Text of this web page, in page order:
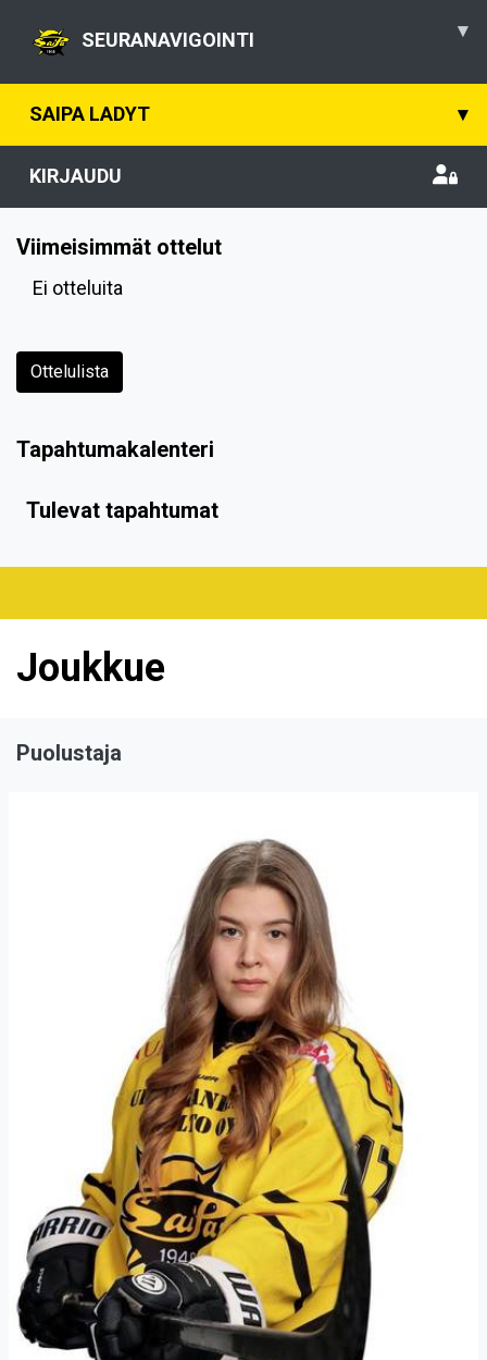
SEURANAVIGOINTI ▾
SAIPA LADYT ▾
KIRJAUDU
Viimeisimmät ottelut
Ei otteluita
Ottelulista
Tapahtumakalenteri
Tulevat tapahtumat
Joukkue
Puolustaja